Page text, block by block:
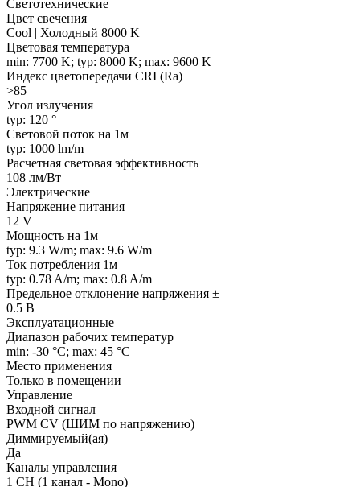
Светотехнические
Цвет свечения
Cool | Холодный 8000 K
Цветовая температура
min: 7700 K; typ: 8000 K; max: 9600 K
Индекс цветопередачи CRI (Ra)
>85
Угол излучения
typ: 120 °
Световой поток на 1м
typ: 1000 lm/m
Расчетная световая эффективность
108 лм/Вт
Электрические
Напряжение питания
12 V
Мощность на 1м
typ: 9.3 W/m; max: 9.6 W/m
Ток потребления 1м
typ: 0.78 A/m; max: 0.8 A/m
Предельное отклонение напряжения ±
0.5 В
Эксплуатационные
Диапазон рабочих температур
min: -30 °C; max: 45 °C
Место применения
Только в помещении
Управление
Входной сигнал
PWM СV (ШИМ по напряжению)
Диммируемый(ая)
Да
Каналы управления
1 CH (1 канал - Mono)